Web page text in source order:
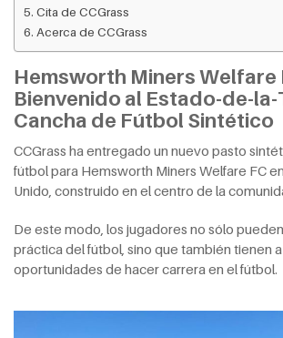
Cita de CCGrass
Acerca de CCGrass
Hemsworth Miners Welfare
Bienvenido al Estado-de-
Cancha de Fútbol Sintético
CCGrass ha entregado un nuevo pasto
fútbol para Hemsworth Miners Welfare FC
Unido, construido en el centro de la
De este modo, los jugadores no sólo
práctica del fútbol, sino que también tienen
oportunidades de hacer carrera en el fútbol.